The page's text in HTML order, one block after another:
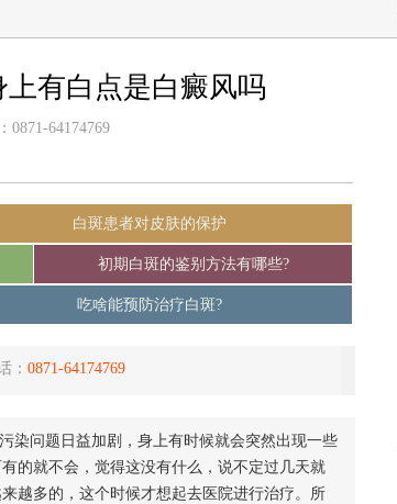
有白点是白癜风吗
0871-64174769
白斑患者对皮肤的保护
初期白斑的鉴别方法有哪些?
吃啥能预防治疗白斑?
： 0871-64174769
染问题日益加剧，身上有时候就会突然出现一些
的就不会，觉得这没有什么，说不定过几天就
越多的，这个时候才想起去医院进行治疗。所